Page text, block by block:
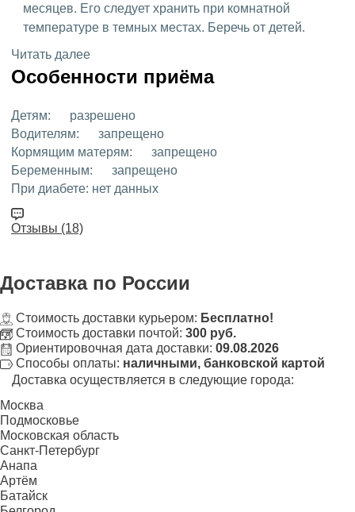
месяцев. Его следует хранить при комнатной
температуре в темных местах. Беречь от детей.
Читать далее
Особенности приёма
Детям:
разрешено
Водителям:
запрещено
Кормящим матерям:
запрещено
Беременным:
запрещено
При диабете: нет данных
Отзывы (18)
Доставка по России
Стоимость доставки курьером: Бесплатно!
Стоимость доставки почтой: 300 руб.
Ориентировочная дата доставки: 09.08.2026
Способы оплаты: наличными, банковской картой
Доставка осуществляется в следующие города:
Москва
Подмосковье
Московская область
Санкт-Петербург
Анапа
Артём
Батайск